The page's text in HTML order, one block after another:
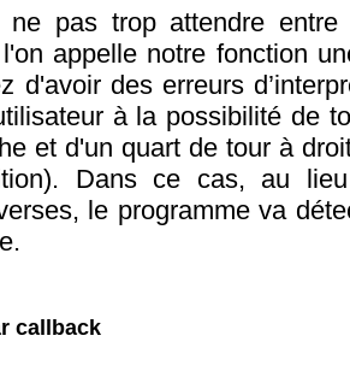
ne pas trop attendre entre
appelle notre fonction
d'avoir des erreurs
à la possibilité de
et d'un quart de tour à
Dans ce cas, au
le programme va
callback